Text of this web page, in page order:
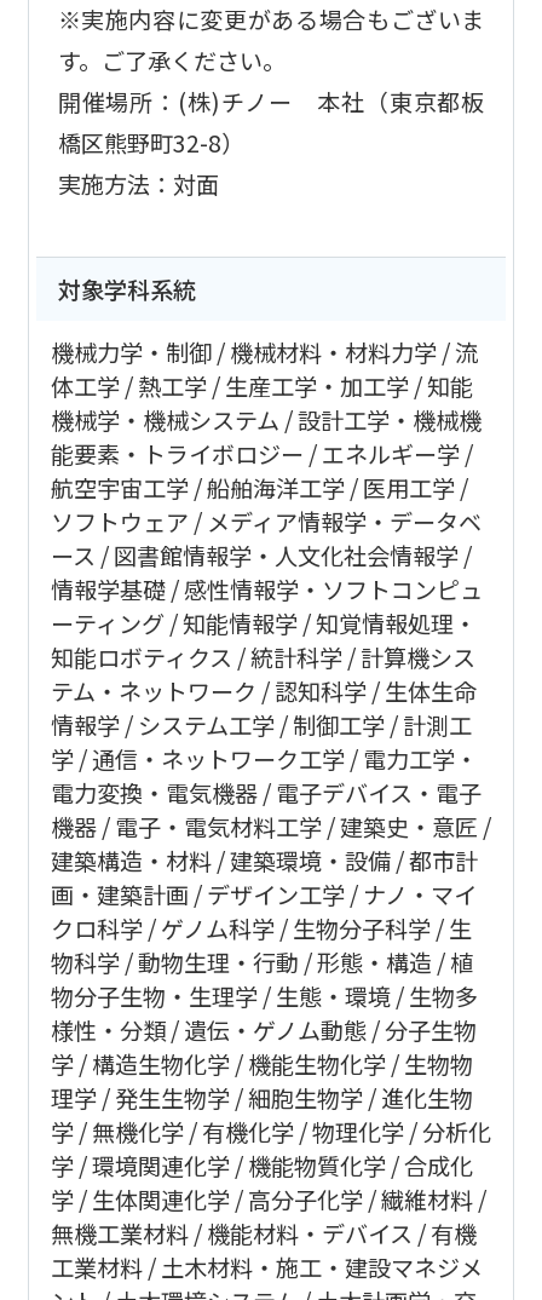
※実施内容に変更がある場合もございま
す。ご了承ください。
開催場所：(株)チノー 本社（東京都板
橋区熊野町32-8）
実施方法：対面
対象学科系統
機械力学・制御 機械材料・材料力学 流
体工学 熱工学 生産工学・加工学 知能
機械学・機械システム 設計工学・機械機
能要素・トライボロジー
エネルギー学
航空宇宙工学 船舶海洋工学 医用工学
ソフトウェア
メディア情報学・データベ
ース
図書館情報学・人文化社会情報学
情報学基礎 感性情報学・ソフトコンピュ
ーティング 知能情報学 知覚情報処理・
知能ロボティクス
統計科学 計算機シス
テム・ネットワーク
認知科学 生体生命
情報学
システム工学 制御工学 計測工
学 通信・ネットワーク工学 電力工学・
電力変換・電気機器 電子デバイス・電子
機器 電子・電気材料工学 建築史・意匠
建築構造・材料 建築環境・設備 都市計
画・建築計画
デザイン工学
ナノ・マイ
クロ科学 ゲノム科学 生物分子科学 生
物科学 動物生理・行動 形態・構造
植
物分子生物・生理学 生態・環境 生物多
様性・分類 遺伝・ゲノム動態 分子生物
学 構造生物化学 機能生物化学 生物物
理学 発生生物学 細胞生物学 進化生物
学 無機化学 有機化学 物理化学 分析化
学 環境関連化学 機能物質化学 合成化
学 生体関連化学 高分子化学 繊維材料
無機工業材料 機能材料・デバイス
有機
工業材料
土木材料・施工・建設マネジメ